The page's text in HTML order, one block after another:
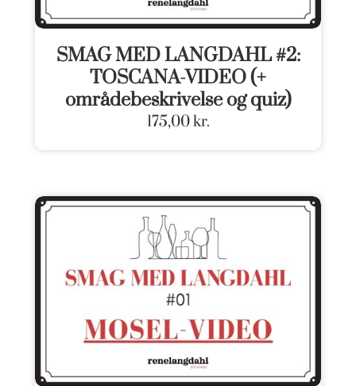
SMAG MED LANGDAHL #2:
TOSCANA-VIDEO (+
områdebeskrivelse og quiz)
175,00kr.